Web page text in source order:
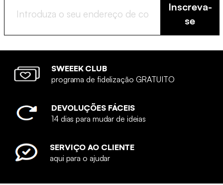
Inscreva-
se
SWEEEK CLUB
programa de fidelização GRATUITO
DEVOLUÇÕES FÁCEIS
14 dias para mudar de ideias
SERVIÇO AO CLIENTE
aqui para o ajudar